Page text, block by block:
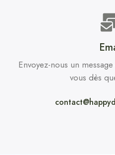
Envoyez-nous un
vous dès